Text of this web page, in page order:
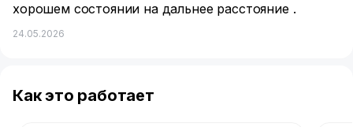
хорошем состоянии на дальнее расстояние .
24.05.2026
Как это работает